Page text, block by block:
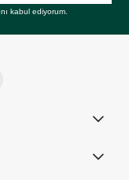
kabul ediyorum.